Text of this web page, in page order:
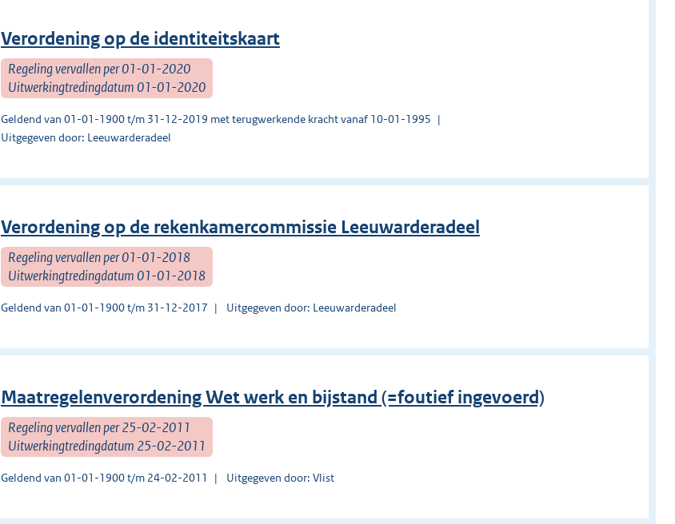
Verordening op de identiteitskaart
Regeling vervallen per 01-01-2020
Uitwerkingtredingdatum 01-01-2020
Geldend van 01-01-1900 t/m 31-12-2019 met terugwerkende kracht vanaf 10-01-1995
Uitgegeven door: Leeuwarderadeel
Verordening op de rekenkamercommissie Leeuwarderadeel
Regeling vervallen per 01-01-2018
Uitwerkingtredingdatum 01-01-2018
Geldend van 01-01-1900 t/m 31-12-2017 Uitgegeven door: Leeuwarderadeel
Maatregelenverordening Wet werk en bijstand (=foutief ingevoerd)
Regeling vervallen per 25-02-2011
Uitwerkingtredingdatum 25-02-2011
Geldend van 01-01-1900 t/m 24-02-2011 Uitgegeven door: Vlist